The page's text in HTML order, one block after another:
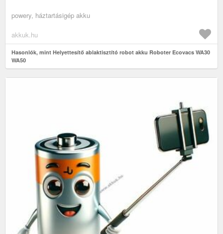
powery, háztartásigép akku
akkuk.hu
Hasonlók, mint Helyettesítő ablaktisztító robot akku Roboter Ecovacs WA30
WA50